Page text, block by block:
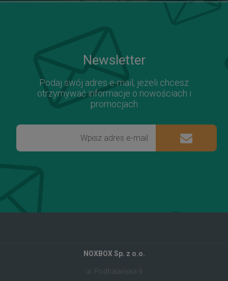
Newsletter
Podaj swój adres e-mail, jeżeli chcesz
otrzymywać informacje o nowościach i
promocjach
NOXBOX Sp. z o.o.
ul. Podhalańska 9